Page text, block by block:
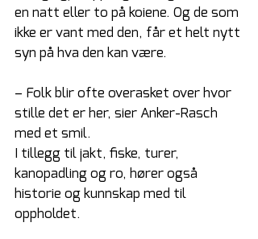
en natt eller to på koiene. Og de som
ikke er vant med den, får et helt nytt
syn på hva den kan være.
– Folk blir ofte overasket over hvor
stille det er her, sier Anker-Rasch
med et smil.
I tillegg til jakt, fiske, turer,
kanopadling og ro, hører også
historie og kunnskap med til
oppholdet.